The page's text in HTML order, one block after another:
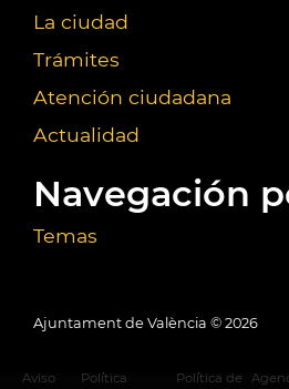
La ciudad
Trámites
Atención ciudadana
Actualidad
Navegación
Temas
Ajuntament de València © 2026
Aviso
Política
Política de